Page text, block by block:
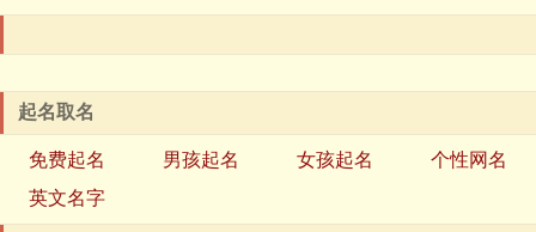
起名取名
免费起名 男孩起名 女孩起名
个性网名
英文名字